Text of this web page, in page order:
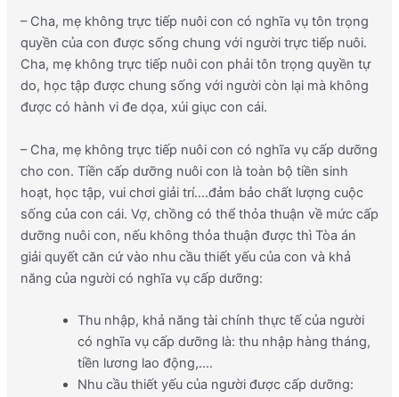
– Cha, mẹ không trực tiếp nuôi con có nghĩa vụ tôn trọng
quyền của con được sống chung với người trực tiếp nuôi.
Cha, mẹ không trực tiếp nuôi con phải tôn trọng quyền tự
do, học tập được chung sống với người còn lại mà không
được có hành vi đe dọa, xúi giục con cái.
– Cha, mẹ không trực tiếp nuôi con có nghĩa vụ cấp dưỡng
cho con. Tiền cấp dưỡng nuôi con là toàn bộ tiền sinh
hoạt, học tập, vui chơi giải trí….đảm bảo chất lượng cuộc
sống của con cái. Vợ, chồng có thể thỏa thuận về mức cấp
dưỡng nuôi con, nếu không thỏa thuận được thì Tòa án
giải quyết căn cứ vào nhu cầu thiết yếu của con và khả
năng của người có nghĩa vụ cấp dưỡng:
Thu nhập, khả năng tài chính thực tế của người
có nghĩa vụ cấp dưỡng là: thu nhập hàng tháng,
tiền lương lao động,….
Nhu cầu thiết yếu của người được cấp dưỡng: